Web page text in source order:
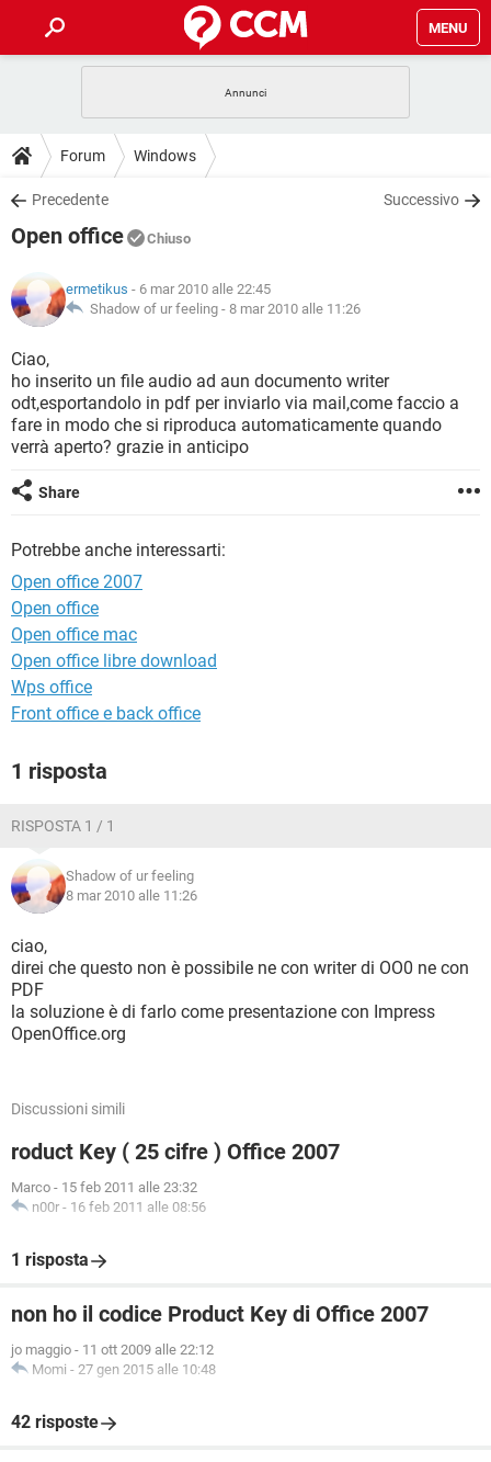
MENU
INTRATTENIMENTO
iOS
INSTAGRAM
HARDWARE
GUIDE
COVID-19
INSTAGRAM WHATSAPP
TIKTOK
HARDWARE
DOWNLOAD
COVID-19
iOS WINDOWS 10
INSTAGRAM
TIKTOK FACEBOOK
HARDWARE
FORUM
COVID-19 GAMING
INTRATTENIMENTO
iOS
INSTAGRAM WHATSAPP
TIKTOK
HARDWARE
GLOSSARIO
COVID-19
INTRATTENIMENTO ANDROID
iOS WINDOWS 10
INSTAGRAM
TIKTOK
Forum Windows
Precedente Successivo
Open office Chiuso
ermetikus - 6 mar 2010 alle 22:45
Shadow of ur feeling - 8 mar 2010 alle 11:26
Ciao,
ho inserito un file audio ad aun documento writer
odt,esportandolo in pdf per inviarlo via mail,come faccio a
fare in modo che si riproduca automaticamente quando
verrà aperto? grazie in anticipo
Share
Potrebbe anche interessarti:
Open office 2007
Open office
Open office mac
Open office libre download
Wps office
Front office e back office
1 risposta
RISPOSTA 1 / 1
Shadow of ur feeling
8 mar 2010 alle 11:26
ciao,
direi che questo non è possibile ne con writer di OO0 ne con
PDF
la soluzione è di farlo come presentazione con Impress
OpenOffice.org
Discussioni simili
roduct Key ( 25 cifre ) Office 2007
Marco - 15 feb 2011 alle 23:32
n00r - 16 feb 2011 alle 08:56
1 risposta
non ho il codice Product Key di Office 2007
jo maggio - 11 ott 2009 alle 22:12
Momi - 27 gen 2015 alle 10:48
42 risposte